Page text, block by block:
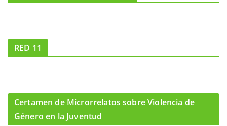
RED 11
Certamen de Microrrelatos sobre Violencia de
Género en la Juventud